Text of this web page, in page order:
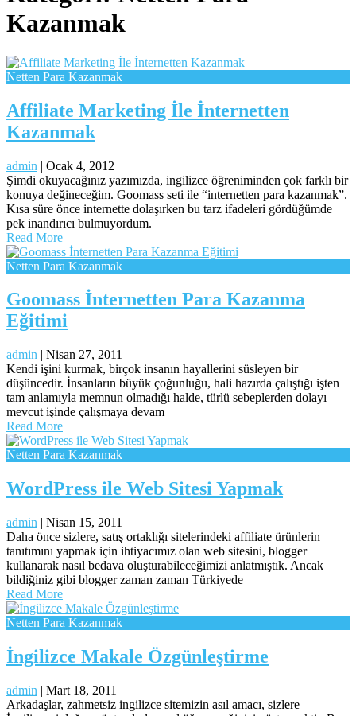
Kazanmak
Netten Para Kazanmak
Affiliate Marketing İle İnternetten
Kazanmak
admin | Ocak 4, 2012
Şimdi okuyacağınız yazımızda, ingilizce öğreniminden çok farklı bir
konuya değineceğim. Goomass seti ile “internetten para kazanmak”.
Kısa süre önce internette dolaşırken bu tarz ifadeleri gördüğümde
pek inandırıcı bulmuyordum.
Read More
Netten Para Kazanmak
Goomass İnternetten Para Kazanma
Eğitimi
admin | Nisan 27, 2011
Kendi işini kurmak, birçok insanın hayallerini süsleyen bir
düşüncedir. İnsanların büyük çoğunluğu, hali hazırda çalıştığı işten
tam anlamıyla memnun olmadığı halde, türlü sebeplerden dolayı
mevcut işinde çalışmaya devam
Read More
Netten Para Kazanmak
WordPress ile Web Sitesi Yapmak
admin | Nisan 15, 2011
Daha önce sizlere, satış ortaklığı sitelerindeki affiliate ürünlerin
tanıtımını yapmak için ihtiyacımız olan web sitesini, blogger
kullanarak nasıl bedava oluşturabileceğimizi anlatmıştık. Ancak
bildiğiniz gibi blogger zaman zaman Türkiyede
Read More
Netten Para Kazanmak
İngilizce Makale Özgünleştirme
admin | Mart 18, 2011
Arkadaşlar, zahmetsiz ingilizce sitemizin asıl amacı, sizlere